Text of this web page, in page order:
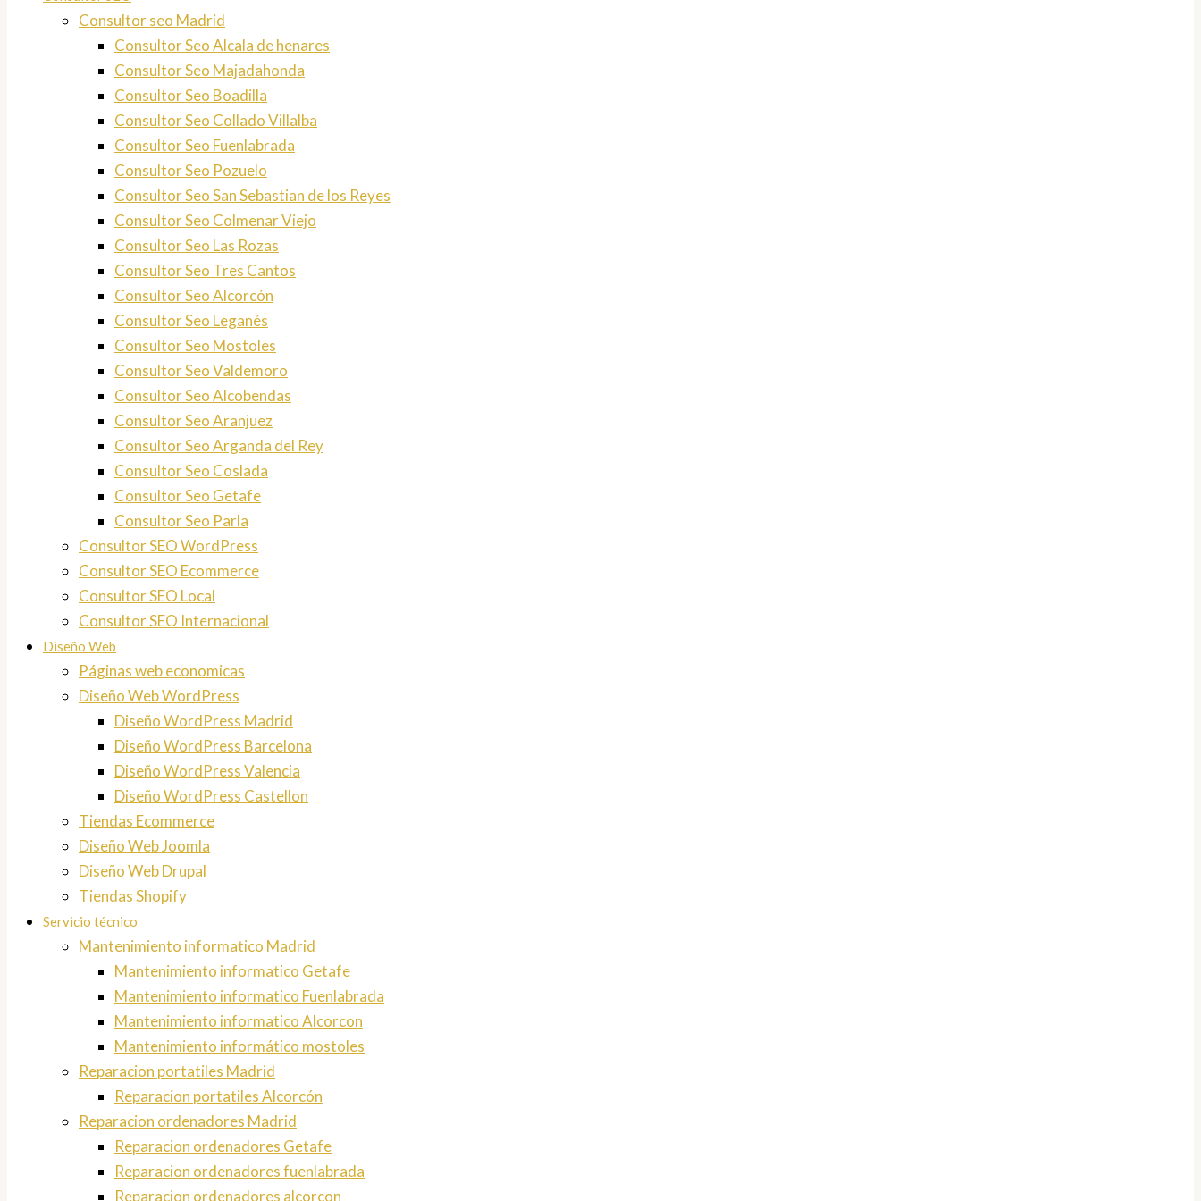
Consultor seo Madrid
Consultor Seo Alcala de henares
Consultor Seo Majadahonda
Consultor Seo Boadilla
Consultor Seo Collado Villalba
Consultor Seo Fuenlabrada
Consultor Seo Pozuelo
Consultor Seo San Sebastian de los Reyes
Consultor Seo Colmenar Viejo
Consultor Seo Las Rozas
Consultor Seo Tres Cantos
Consultor Seo Alcorcón
Consultor Seo Leganés
Consultor Seo Mostoles
Consultor Seo Valdemoro
Consultor Seo Alcobendas
Consultor Seo Aranjuez
Consultor Seo Arganda del Rey
Consultor Seo Coslada
Consultor Seo Getafe
Consultor Seo Parla
Consultor SEO WordPress
Consultor SEO Ecommerce
Consultor SEO Local
Consultor SEO Internacional
Diseño Web
Páginas web economicas
Diseño Web WordPress
Diseño WordPress Madrid
Diseño WordPress Barcelona
Diseño WordPress Valencia
Diseño WordPress Castellon
Tiendas Ecommerce
Diseño Web Joomla
Diseño Web Drupal
Tiendas Shopify
Servicio técnico
Mantenimiento informatico Madrid
Mantenimiento informatico Getafe
Mantenimiento informatico Fuenlabrada
Mantenimiento informatico Alcorcon
Mantenimiento informático mostoles
Reparacion portatiles Madrid
Reparacion portatiles Alcorcón
Reparacion ordenadores Madrid
Reparacion ordenadores Getafe
Reparacion ordenadores fuenlabrada
Reparacion ordenadores alcorcon